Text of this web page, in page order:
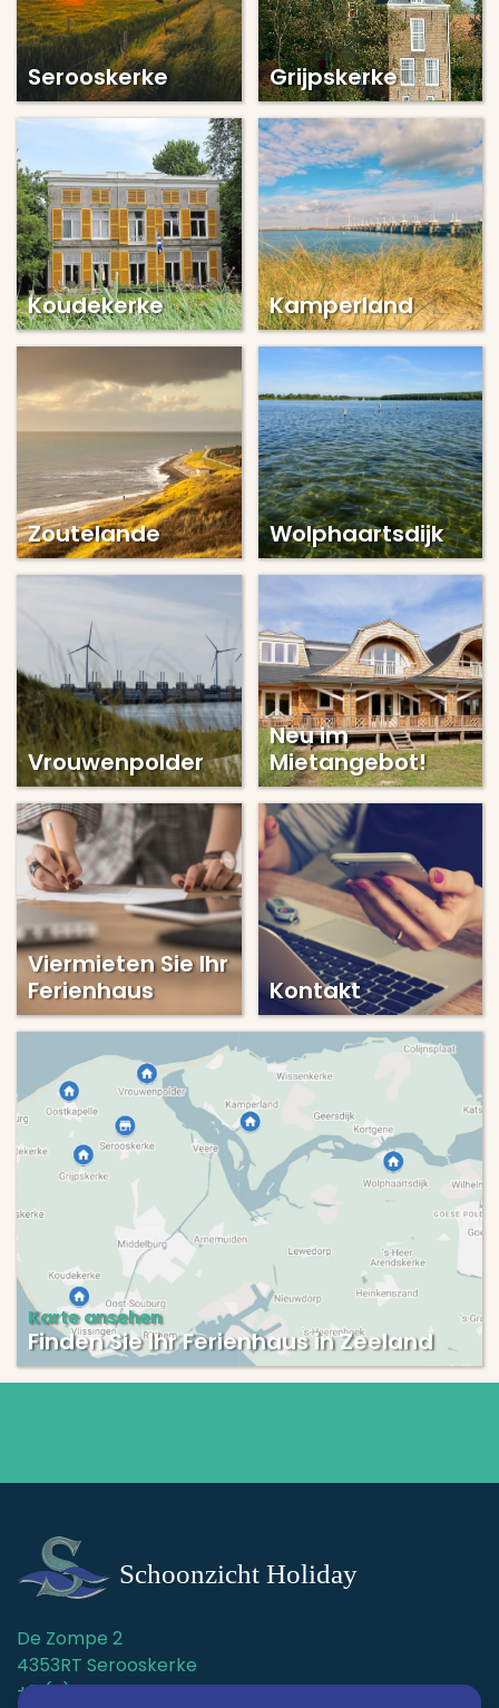
Serooskerke Grijpskerke
Koudekerke Kamperland
Zoutelande Wolphaartsdijk
Vrouwenpolder
Neu im
Mietangebot!
Viermieten Sie Ihr
Ferienhaus
Kontakt
Karte ansehen
Finden Sie Ihr Ferienhaus in Zeeland
De Zompe 2
4353RT Serooskerke
+31(0)118-59 11 96